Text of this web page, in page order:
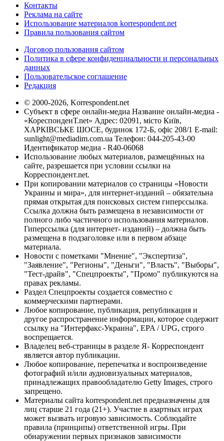
Контакты
Реклама на сайте
Использование материалов korrespondent.net
Правила пользования сайтом
Договор пользования сайтом
Политика в сфере конфиденциальности и персональных
данных
Пользовательское соглашение
Редакция
© 2000-2026, Korrespondent.net
Субъект в сфере онлайн-медиа Название онлайн-медиа -
«КореспонденТ.net» Адрес: 02091, місто Київ,
ХАРКІВСЬКЕ ШОСЕ, будинок 172-Б, офіс 208/1 E-mail:
sunlight@mediadim.com.ua Телефон: 044-205-43-00
Идентификатор медиа - R40-06068
Использование любых материалов, размещённых на
сайте, разрешается при условии ссылки на
Корреспондент.net.
При копировании материалов со страницы «Новости
Украины и мира», для интернет-изданий – обязательна
прямая открытая для поисковых систем гиперссылка.
Ссылка должна быть размещена в независимости от
полного либо частичного использования материалов.
Гиперссылка (для интернет- изданий) – должна быть
размещена в подзаголовке или в первом абзаце
материала.
Новости с пометками "Мнение", "Экспертиза",
"Заявление", "Регионы", "Деньги", "Власть", "Выборы",
"Тест-драйв", "Спецпроекты", "Промо" публикуются на
правах рекламы.
Раздел Спецпроекты создается совместно с
коммерческими партнерами.
Любое копирование, публикация, републикация и
другое распространение информации, которое содержит
ссылку на "Интерфакс-Украина", EPA / UPG, строго
воспрещается.
Владелец веб-страницы в разделе Я- Корреспондент
является автор публикации.
Любое копирование, перепечатка и воспроизведение
фотографий и/или аудиовизуальных материалов,
принадлежащих правообладателю Getty Images, строго
запрещено.
Материалы сайта korrespondent.net предназначены для
лиц старше 21 года (21+). Участие в азартных играх
может вызвать игровую зависимость. Соблюдайте
правила (принципы) ответственной игры. При
обнаружении первых признаков зависимости